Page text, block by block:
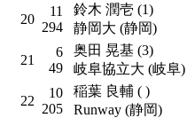
20
11
294
鈴木 潤壱 (1)
静岡大 (静岡)
21
6
49
奥田 晃基 (3)
岐阜協立大 (岐阜)
22
10
205
稲葉 良輔 ( )
Runway (静岡)